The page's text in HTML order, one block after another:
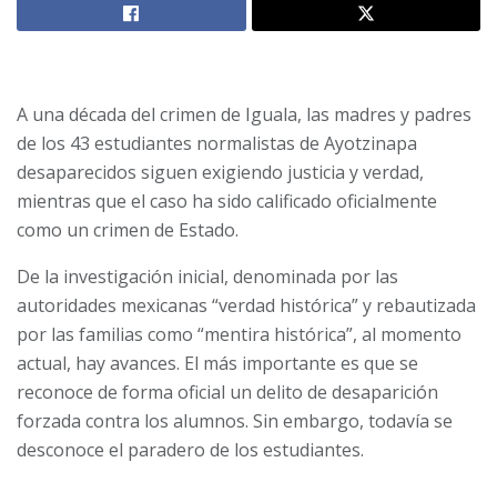
A una década del crimen de Iguala, las madres y padres
de los 43 estudiantes normalistas de Ayotzinapa
desaparecidos siguen exigiendo justicia y verdad,
mientras que el caso ha sido calificado oficialmente
como un crimen de Estado.
De la investigación inicial, denominada por las
autoridades mexicanas “verdad histórica” y rebautizada
por las familias como “mentira histórica”, al momento
actual, hay avances. El más importante es que se
reconoce de forma oficial un delito de desaparición
forzada contra los alumnos. Sin embargo, todavía se
desconoce el paradero de los estudiantes.